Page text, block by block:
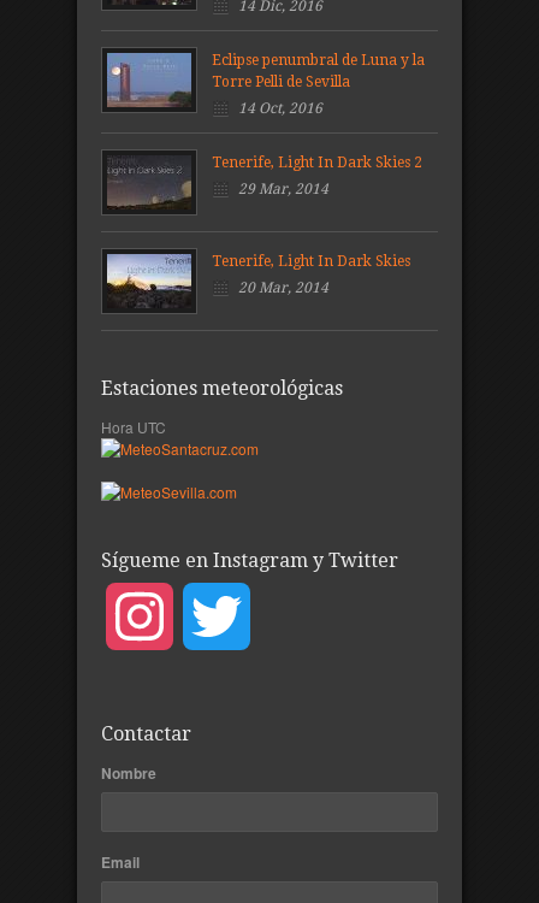
14 Dic, 2016
Eclipse penumbral de Luna y la
Torre Pelli de Sevilla
14 Oct, 2016
Tenerife, Light In Dark Skies 2
29 Mar, 2014
Tenerife, Light In Dark Skies
20 Mar, 2014
Estaciones meteorológicas
Hora UTC
Sígueme en Instagram y Twitter
Instagram
Contactar
Nombre
Email